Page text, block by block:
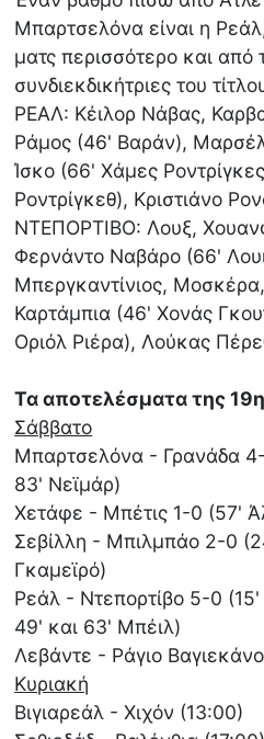
Μπαρτσελόνα είναι η
ματς περισσότερο και από
συνδιεκδικήτριες του
ΡΕΑΛ: Κέιλορ Νάβας,
Ράμος (46' Βαράν),
Ίσκο (66' Χάμες
Ροντρίγκεθ), Κριστιάνο
ΝΤΕΠΟΡΤΙΒΟ: Λουξ,
Φερνάντο Ναβάρο (66'
Μπεργκαντίνιος,
Καρτάμπια (46' Χονάς
Οριόλ Ριέρα), Λούκας
Τα αποτελέσματα της
Σάββατο
Μπαρτσελόνα - Γρανάδα
83' Νεϊμάρ)
Χετάφε - Μπέτις 1-0 (57'
Σεβίλλη - Μπιλμπάο 2-0
Γκαμεϊρό)
Ρεάλ - Ντεπορτίβο 5-0
49' και 63' Μπέιλ)
Λεβάντε - Ράγιο
Κυριακή
Βιγιαρεάλ - Χιχόν (13:00)